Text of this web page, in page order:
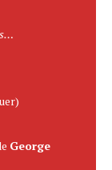
George